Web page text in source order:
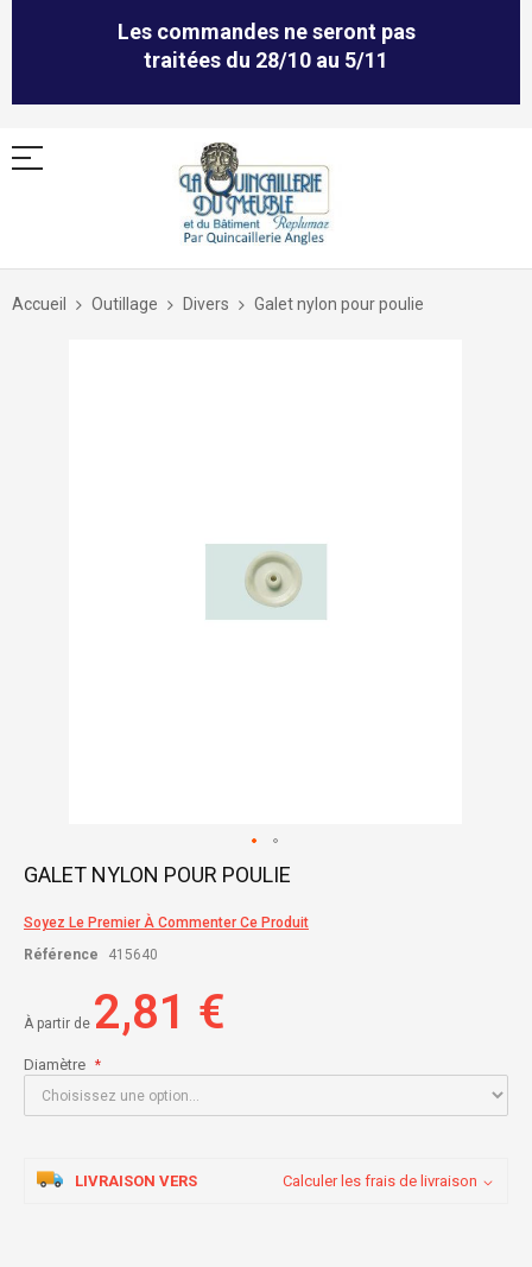
Les commandes ne seront pas
traitées du 28/10 au 5/11
Allez
contenu
Accueil Outillage Divers Galet nylon pour poulie
Skip
beginning
of
GALET NYLON POUR POULIE
Soyez Le Premier À Commenter Ce Produit
Référence
415640
À partir de 2,81 €
Diamètre
LIVRAISON VERS Calculer les frais de livraison